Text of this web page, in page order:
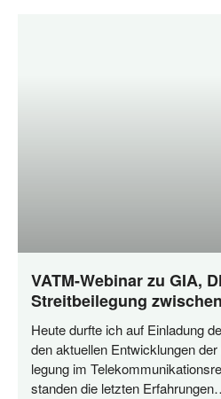
VATM-Webinar zu GIA,
Streitbeilegung
Praxis
Heu­te durf­te ich auf Ein­la­dung
den aktu­el­len Ent­wick­lun­gen
le­gung im
stan­den die letz­ten